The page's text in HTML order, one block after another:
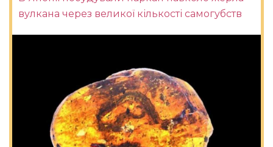
вулкана через великої кількості самогубств